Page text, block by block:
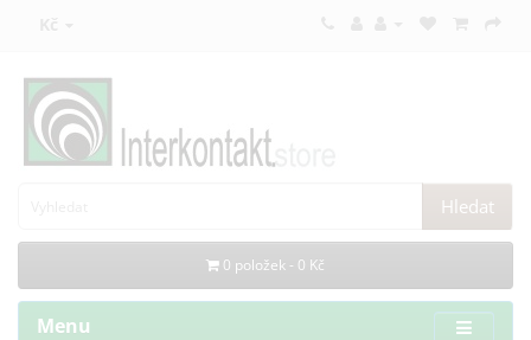
Kč
Hledat
0 položek - 0 Kč
Menu